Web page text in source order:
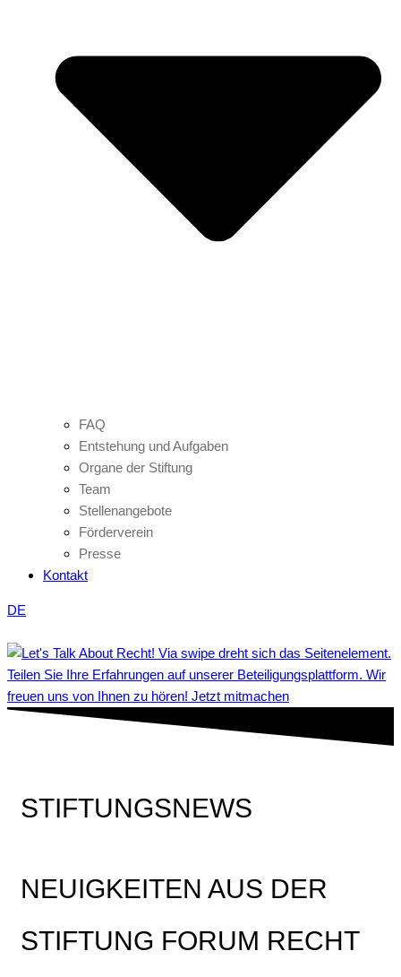
FAQ
Entstehung und Aufgaben
Organe der Stiftung
Team
Stellenangebote
Förderverein
Presse
Kontakt
DE
Teilen Sie Ihre Erfahrungen auf unserer Beteiligungsplattform. Wir
freuen uns von Ihnen zu hören! Jetzt mitmachen
STIFTUNGSNEWS
NEUIGKEITEN AUS DER
STIFTUNG FORUM RECHT